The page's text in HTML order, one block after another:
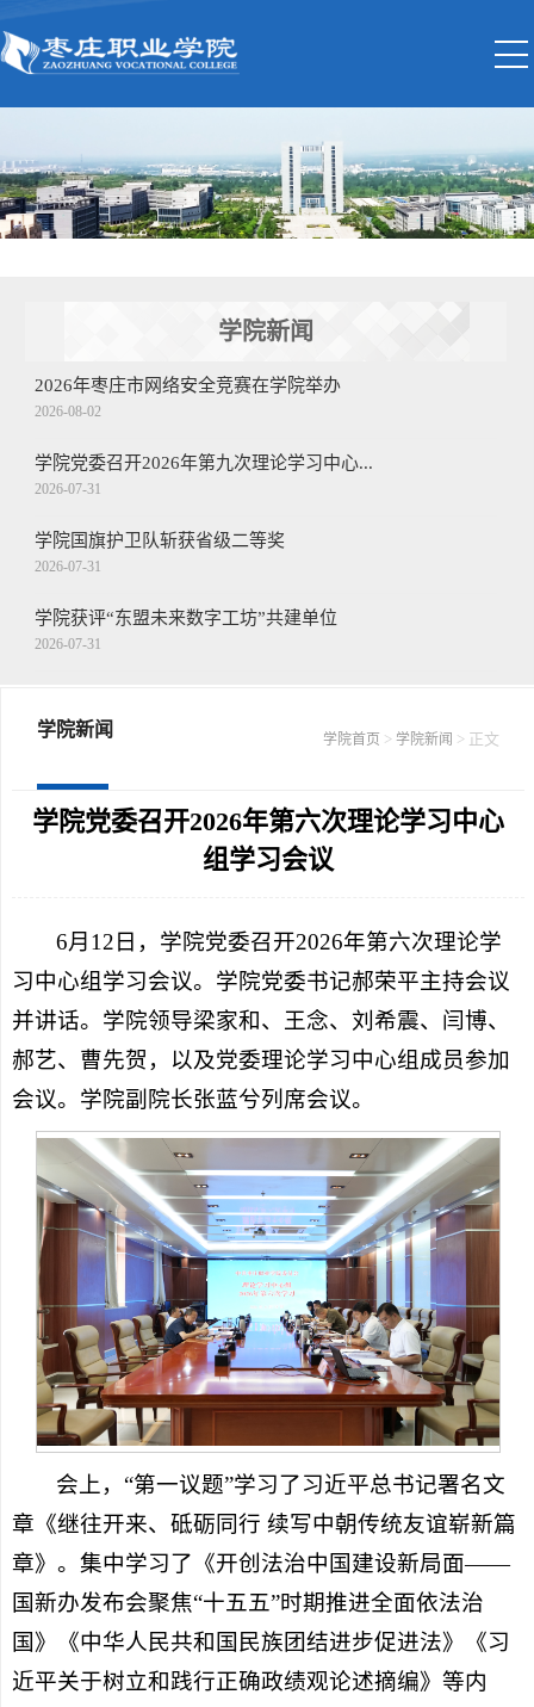
学院新闻
2026年枣庄市网络安全竞赛在学院举办
2026-08-02
学院党委召开2026年第九次理论学习中心...
2026-07-31
学院国旗护卫队斩获省级二等奖
2026-07-31
学院获评“东盟未来数字工坊”共建单位
2026-07-31
2026-07-30
学院首页 > 学院新闻 > 正文
学院新闻
学院党委召开2026年第六次理论学习中心
组学习会议
6月12日，学院党委召开2026年第六次理论学
习中心组学习会议。学院党委书记郝荣平主持会议
并讲话。学院领导梁家和、王念、刘希震、闫博、
郝艺、曹先贺，以及党委理论学习中心组成员参加
会议。学院副院长张蓝兮列席会议。
会上，“第一议题”学习了习近平总书记署名文
章《继往开来、砥砺同行 续写中朝传统友谊崭新篇
章》。集中学习了《开创法治中国建设新局面——
国新办发布会聚焦“十五五”时期推进全面依法治
国》《中华人民共和国民族团结进步促进法》《习
近平关于树立和践行正确政绩观论述摘编》等内